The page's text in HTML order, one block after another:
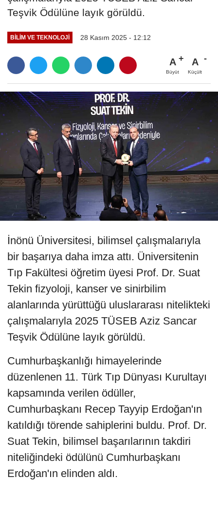
Teşvik Ödülüne layık görüldü.
BILIM VE TEKNOLOJI 28 Kasım 2025 - 12:12
A
Büyüt
A
Küçült
İnönü Üniversitesi, bilimsel çalışmalarıyla
bir başarıya daha imza attı. Üniversitenin
Tıp Fakültesi öğretim üyesi Prof. Dr. Suat
Tekin fizyoloji, kanser ve sinirbilim
alanlarında yürüttüğü uluslararası nitelikteki
çalışmalarıyla 2025 TÜSEB Aziz Sancar
Teşvik Ödülüne layık görüldü.
Cumhurbaşkanlığı himayelerinde
düzenlenen 11. Türk Tıp Dünyası Kurultayı
kapsamında verilen ödüller,
Cumhurbaşkanı Recep Tayyip Erdoğan'ın
katıldığı törende sahiplerini buldu. Prof. Dr.
Suat Tekin, bilimsel başarılarının takdiri
niteliğindeki ödülünü Cumhurbaşkanı
Erdoğan'ın elinden aldı.